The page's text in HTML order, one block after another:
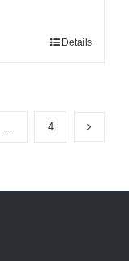
Details
4